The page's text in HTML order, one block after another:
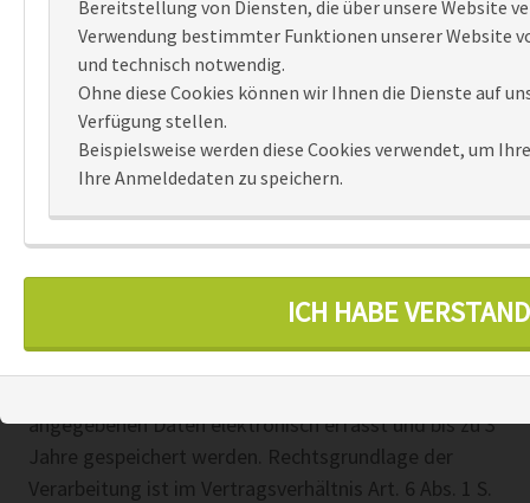
Bereitstellung von Diensten, die über unsere Website
Verwendung bestimmter Funktionen unserer Website
und technisch notwendig.
Ohne diese Cookies können wir Ihnen die Dienste auf
Verfügung stellen.
Beispielsweise werden diese Cookies verwendet, um
Ihre Anmeldedaten zu speichern.
ICH HABE
entsprechend als aktiv gelistet sind. Dazugehörende
Auftragsdatenverarbeitungsvereinbarungen wurden
abgeschlossen.
Kontakt- und Supportformular
ausschließlich Ihre E-Mail-Adresse. Weitere Angaben
können Sie mitteilen, müssen dies jedoch nicht. Mit
dem Absenden des jeweiligen Formulars erklären Sie
angegebenen Daten elektronisch erfasst und bis zu 3
Jahre gespeichert werden. Rechtsgrundlage der
Verarbeitung ist im Vertragsverhältnis Art. 6 Abs. 1 S.